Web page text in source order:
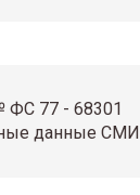
77 - 68301
данные СМИ